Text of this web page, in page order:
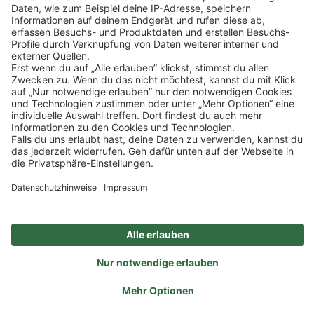
Impressum Datenschutz
Privatsphäre-Einstellungen
Veranstaltungen
FAQ
Sitemap